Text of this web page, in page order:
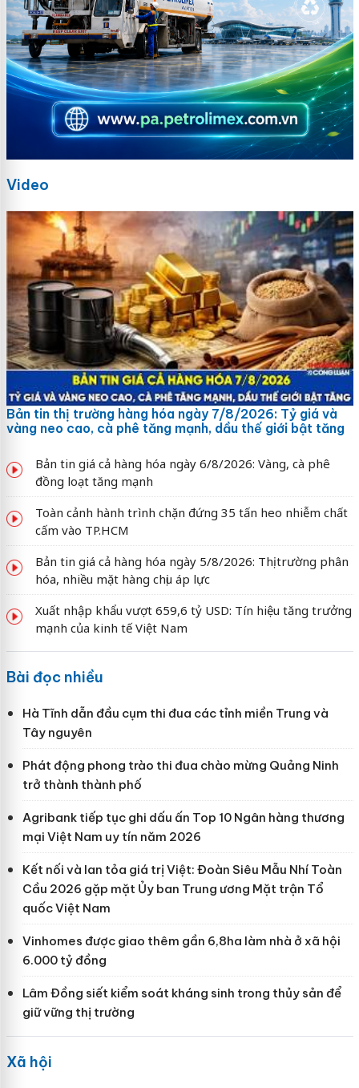
Video
Bản tin thị trường hàng hóa ngày 7/8/2026: Tỷ giá và
vàng neo cao, cà phê tăng mạnh, dầu thế giới bật tăng
Bản tin giá cả hàng hóa ngày 6/8/2026: Vàng, cà phê
đồng loạt tăng mạnh
Toàn cảnh hành trình chặn đứng 35 tấn heo nhiễm chất
cấm vào TP.HCM
Bản tin giá cả hàng hóa ngày 5/8/2026: Thị trường phân
hóa, nhiều mặt hàng chịu áp lực
Xuất nhập khẩu vượt 659,6 tỷ USD: Tín hiệu tăng trưởng
mạnh của kinh tế Việt Nam
Bài đọc nhiều
Hà Tĩnh dẫn đầu cụm thi đua các tỉnh miền Trung và
Tây nguyên
Phát động phong trào thi đua chào mừng Quảng Ninh
trở thành thành phố
Agribank tiếp tục ghi dấu ấn Top 10 Ngân hàng thương
mại Việt Nam uy tín năm 2026
Kết nối và lan tỏa giá trị Việt: Đoàn Siêu Mẫu Nhí Toàn
Cầu 2026 gặp mặt Ủy ban Trung ương Mặt trận Tổ
quốc Việt Nam
Vinhomes được giao thêm gần 6,8ha làm nhà ở xã hội
6.000 tỷ đồng
Lâm Đồng siết kiểm soát kháng sinh trong thủy sản để
giữ vững thị trường
Xã hội